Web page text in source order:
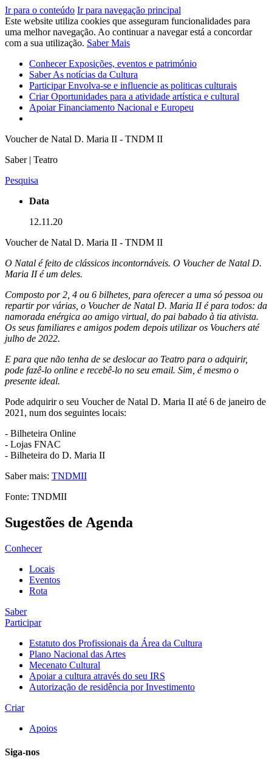
Ir para o conteúdo Ir para navegação principal
Este website utiliza cookies que asseguram funcionalidades para
uma melhor navegação. Ao continuar a navegar está a concordar
com a sua utilização. Saber Mais
ConhecerExposições, eventos e património
SaberAs notícias da Cultura
ParticiparEnvolva-se e influencie as politicas culturais
CriarOportunidades para a atividade artística e cultural
ApoiarFinanciamento Nacional e Europeu
Voucher de Natal D. Maria II - TNDM II
Saber | Teatro
Pesquisa
Data
12.11.20
Voucher de Natal D. Maria II - TNDM II
O Natal é feito de clássicos incontornáveis. O Voucher de Natal D.
Maria II é um deles.
Composto por 2, 4 ou 6 bilhetes, para oferecer a uma só pessoa ou
repartir por várias, o Voucher de Natal D. Maria II é para todos: da
namorada enérgica ao amigo virtual, do pai babado à tia ativista.
Os seus familiares e amigos podem depois utilizar os Vouchers até
julho de 2022.
E para que não tenha de se deslocar ao Teatro para o adquirir,
pode fazê-lo online e recebê-lo no seu email. Sim, é mesmo o
presente ideal.
Pode adquirir o seu Voucher de Natal D. Maria II até 6 de janeiro de
2021, num dos seguintes locais:
- Bilheteira Online
- Lojas FNAC
- Bilheteira do D. Maria II
Saber mais: TNDMII
Fonte: TNDMII
Sugestões de Agenda
Conhecer
Locais
Eventos
Rota
Saber
Participar
Estatuto dos Profissionais da Área da Cultura
Plano Nacional das Artes
Mecenato Cultural
Apoiar a cultura através do seu IRS
Autorização de residência por Investimento
Criar
Apoios
Siga-nos